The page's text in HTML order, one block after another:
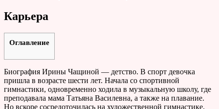
Карьера
Оглавление
Биография Ирины Чащиной — детство. В спорт девочка
пришла в возрасте шести лет. Начала со спортивной
гимнастики, одновременно ходила в музыкальную школу, где
преподавала мама Татьяна Василевна, а также на плавание.
Но вскоре сосредоточилась на художественной гимнастике.